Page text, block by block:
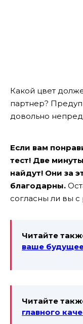
Какой цвет
партнер?
довольно
Если вам
тест! Две
найдут! Они за
благодарны.
согласны ли вы с
Читайте
ваше
Читайте
главного